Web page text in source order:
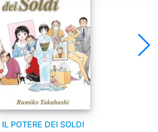
IL POTERE DEI SOLDI